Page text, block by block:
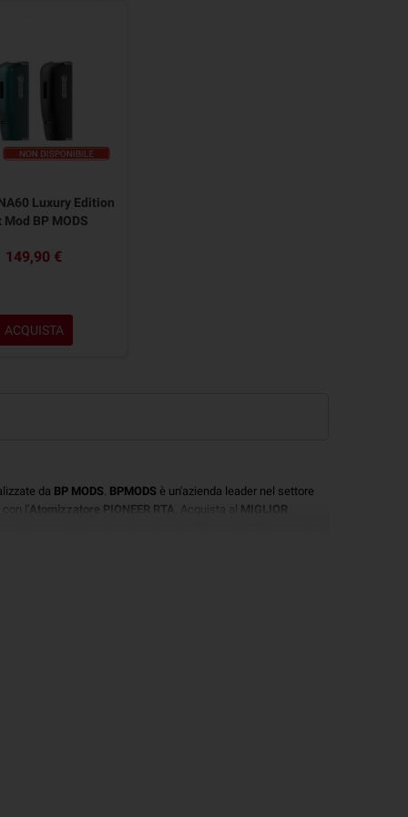
Luxury Edition
Mod BP MODS
149,90 €
ACQUISTA
da BP MODS. BPMODS è un'azienda leader nel settore
l' Atomizzatore PIONEER RTA . Acquista al
MIGLIOR